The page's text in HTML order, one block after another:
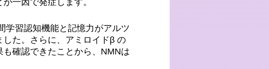
一因で発症します。
学習認知機能と記憶力がアルツ
た。さらに、アミロイドβ の
確認できたことから、NMNは